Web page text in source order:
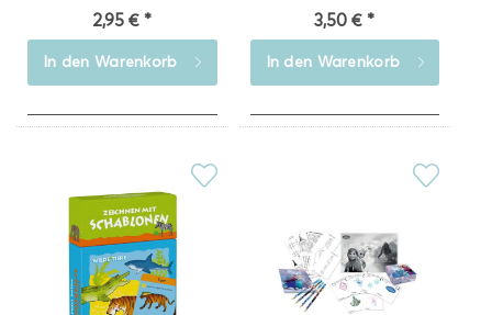
2,95 € *
In den Warenkorb
3,50 € *
In den Warenkorb